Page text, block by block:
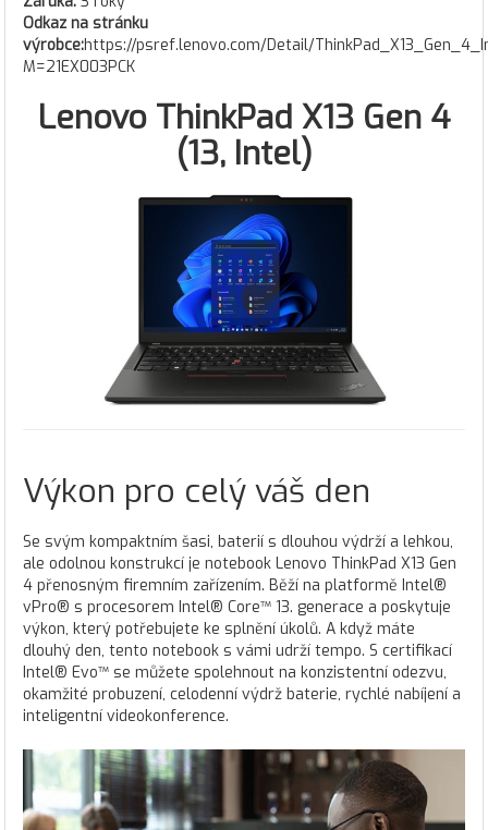
Odkaz na stránku
výrobce:https://psref.lenovo.com/Detail/
M=21EX003PCK
Lenovo ThinkPad X13 Gen 4
(13, Intel)
Výkon pro celý váš den
Se svým kompaktním šasi, baterií s dlouhou výdrží a lehkou,
ale odolnou konstrukcí je notebook Lenovo ThinkPad X13 Gen
4 přenosným firemním zařízením. Běží na platformě Intel®
vPro® s procesorem Intel® Core™ 13. generace a poskytuje
výkon, který potřebujete ke splnění úkolů. A když máte
dlouhý den, tento notebook s vámi udrží tempo. S certifikací
Intel® Evo™ se můžete spolehnout na konzistentní odezvu,
okamžité probuzení, celodenní výdrž baterie, rychlé nabíjení a
inteligentní videokonference.